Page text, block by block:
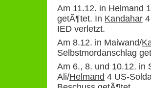
Am 11.12. in Helmand
getÃ¶tet. In Kandahar
IED verletzt.
Am 8.12. in Maiwand/
Selbstmordanschlag
Am 6., 8. und 10.12. in
Ali/Helmand 4 US-